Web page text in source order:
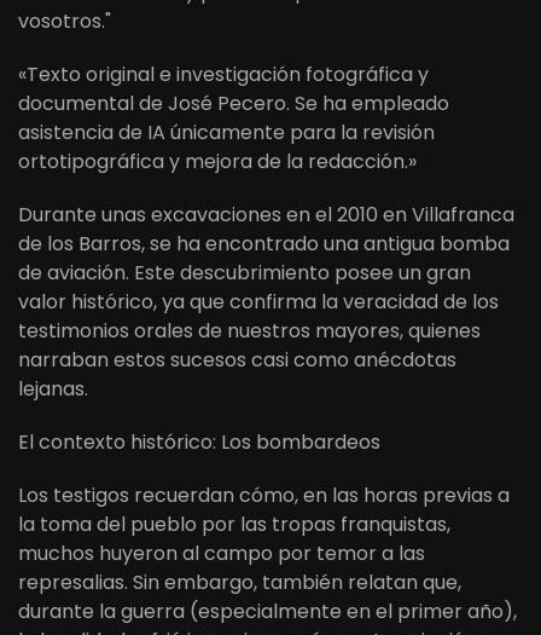
vosotros."
«Texto original e investigación fotográfica y
documental de José Pecero. Se ha empleado
asistencia de IA únicamente para la revisión
ortotipográfica y mejora de la redacción.»
Durante unas excavaciones en el 2010 en Villafranca
de los Barros, se ha encontrado una antigua bomba
de aviación. Este descubrimiento posee un gran
valor histórico, ya que confirma la veracidad de los
testimonios orales de nuestros mayores, quienes
narraban estos sucesos casi como anécdotas
lejanas.
El contexto histórico: Los bombardeos
Los testigos recuerdan cómo, en las horas previas a
la toma del pueblo por las tropas franquistas,
muchos huyeron al campo por temor a las
represalias. Sin embargo, también relatan que,
durante la guerra (especialmente en el primer año),